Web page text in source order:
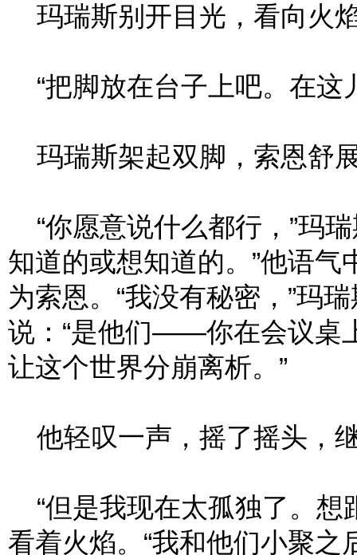
玛瑞斯别开目光，看向火
“把脚放在台子上吧。在这
玛瑞斯架起双脚，索恩舒
“你愿意说什么都行，”玛
知道的或想知道的。”他语
为索恩。“我没有秘密，”玛
说：“是他们——你在会议桌
让这个世界分崩离析。”
他轻叹一声，摇了摇头，
“但是我现在太孤独了。想
看着火焰。“我和他们小聚之